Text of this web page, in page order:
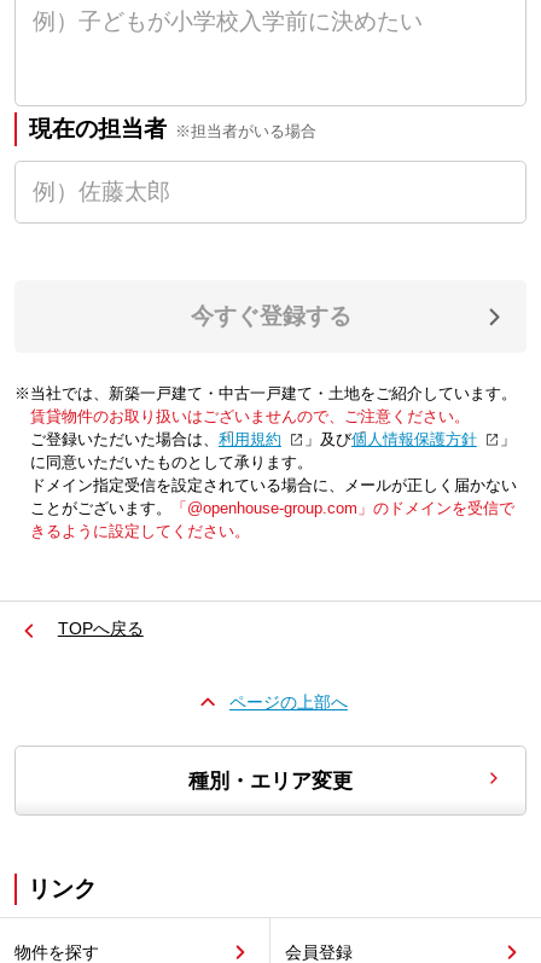
現在の担当者 ※担当者がいる場合
今すぐ登録する
※当社では、新築一戸建て・中古一戸建て・土地をご紹介しています。
賃貸物件のお取り扱いはございませんので、ご注意ください。
ご登録いただいた場合は、「利用規約 」及び「個人情報保護方針
」
に同意いただいたものとして承ります。
ドメイン指定受信を設定されている場合に、メールが正しく届かない
ことがございます。
「@openhouse-group.com」のドメインを受信で
きるように設定してください。
TOPへ戻る
ページの上部へ
種別・エリア変更
リンク
物件を探す 会員登録